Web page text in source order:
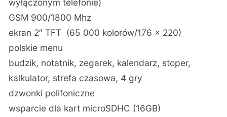
wyłączonym telefonie)
GSM 900/1800 Mhz
ekran 2″ TFT (65 000 kolorów/176 x 220)
polskie menu
budzik, notatnik, zegarek, kalendarz, stoper,
kalkulator, strefa czasowa, 4 gry
dzwonki polifoniczne
wsparcie dla kart microSDHC (16GB)